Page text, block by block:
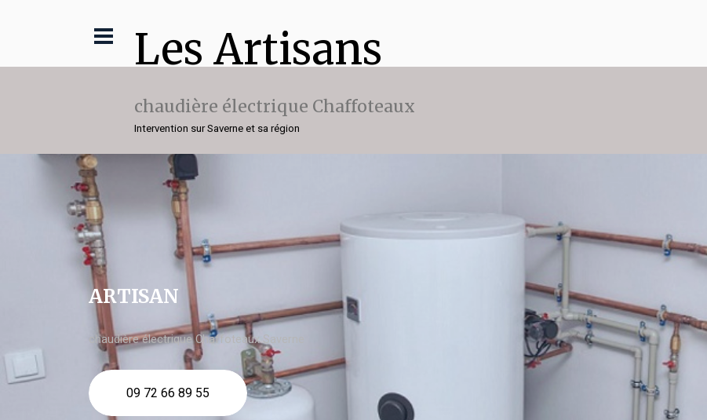
Les Artisans
chaudière électrique Chaffoteaux
Intervention sur Saverne et sa région
ARTISAN
chaudière électrique Chaffoteaux Saverne
09 72 66 89 55